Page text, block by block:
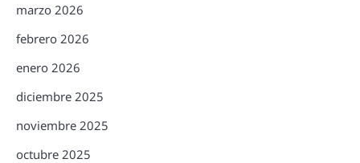
marzo 2026
febrero 2026
enero 2026
diciembre 2025
noviembre 2025
octubre 2025